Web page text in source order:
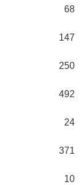
68
147
250
492
24
371
10